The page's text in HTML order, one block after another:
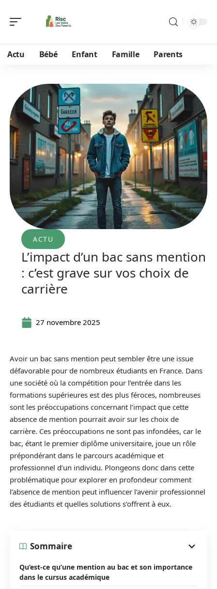
Actu Bébé Enfant Famille Parents
ACTU
L’impact d’un bac sans mention
: c’est grave sur vos choix de
carrière
27 novembre 2025
Avoir un bac sans mention peut sembler être une issue
défavorable pour de nombreux étudiants en France. Dans
une société où la compétition pour l’entrée dans les
formations supérieures est des plus féroces, nombreuses
sont les préoccupations concernant l’impact que cette
absence de mention pourrait avoir sur les choix de
carrière. Ces préoccupations ne sont pas infondées, car le
bac, étant le premier diplôme universitaire, joue un rôle
prépondérant dans le parcours académique et
professionnel d’un individu. Plongeons donc dans cette
problématique pour explorer en profondeur comment
l’absence de mention peut influencer l’avenir professionnel
des étudiants et quelles solutions s’offrent à eux.
Sommaire
Qu’est-ce qu’une mention au bac et son importance
dans le cursus académique